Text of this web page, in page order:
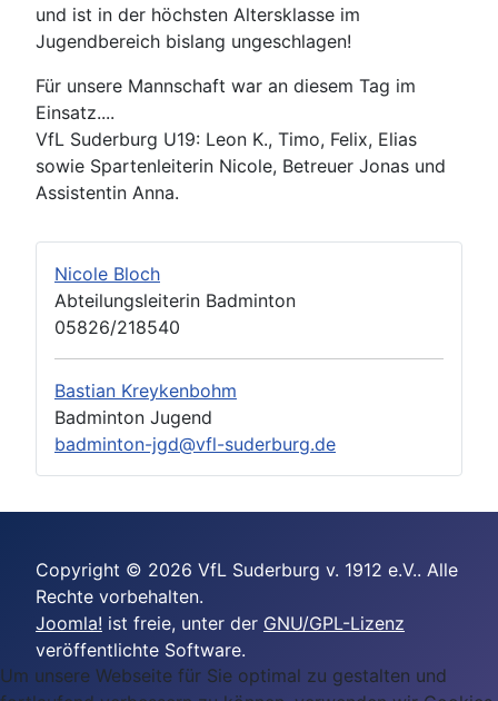
Nicole Bloch
Abteilungsleiterin Badminton
05826/218540
Bastian Kreykenbohm
Badminton Jugend
badminton-jgd@vfl-suderburg.de
und ist in der höchsten Altersklasse im
Jugendbereich bislang ungeschlagen!
Für unsere Mannschaft war an diesem Tag im
Einsatz....
VfL Suderburg U19: Leon K., Timo, Felix, Elias
sowie Spartenleiterin Nicole, Betreuer Jonas und
Assistentin Anna.
Copyright © 2026 VfL Suderburg v. 1912 e.V.. Alle
Rechte vorbehalten.
Joomla! ist freie, unter der GNU/GPL-Lizenz
veröffentlichte Software.
Um unsere Webseite für Sie optimal zu gestalten und